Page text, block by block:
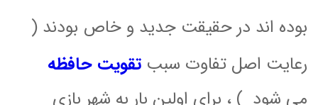
بوده اند در حقیقت جدید و خاص بودند (
رعایت اصل تفاوت سبب تقویت حافظه
می شود ) ، برای اولین بار به شهر بازی